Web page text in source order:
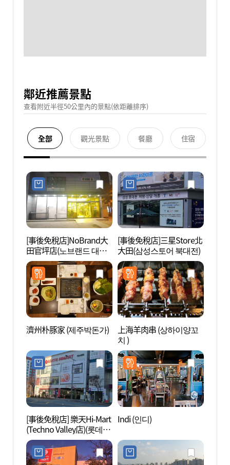
鄰近推薦景點
查看附近半徑50公里內的景點(依距離排序)
全部 觀光景點 餐廳 住宿
[事後免稅店]NoBrand大
田官坪店(노브랜드 대전
관평점)
[事後免稅店]三星Store北
大田(삼성스토어 북대전)
濟州朴豚家 (제주박돈가)
上海羊肉串 (상하이양꼬
치 )
[事後免稅店] 樂天Hi-Mart
(Techno Valley店)(롯데하
이마트 테크노밸리점)
Indi (인디)